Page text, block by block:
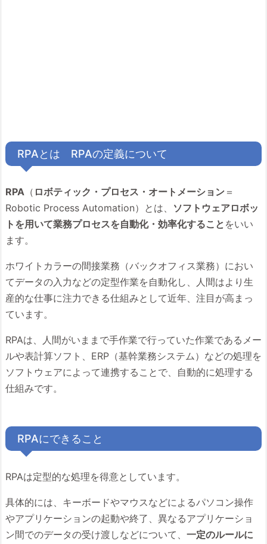
RPAとは RPAの定義について
RPA （ ロボティック・プロセス・オートメーション ＝
Robotic Process Automation）とは、 ソフトウェアロボッ
トを用いて業務プロセスを自動化・効率化すること をいい
ます。
ホワイトカラーの間接業務（バックオフィス業務）におい
てデータの入力などの定型作業を自動化し、人間はより生
産的な仕事に注力できる仕組みとして近年、注目が高まっ
ています。
RPAは、人間がいままで手作業で行っていた作業であるメー
ルや表計算ソフト、ERP（基幹業務システム）などの処理を
ソフトウェアによって連携することで、自動的に処理する
仕組みです。
RPAにできること
RPAは定型的な処理を得意としています。
具体的には、キーボードやマウスなどによるパソコン操作
やアプリケーションの起動や終了、異なるアプリケーショ
ン間でのデータの受け渡しなどについて、 一定のルールに